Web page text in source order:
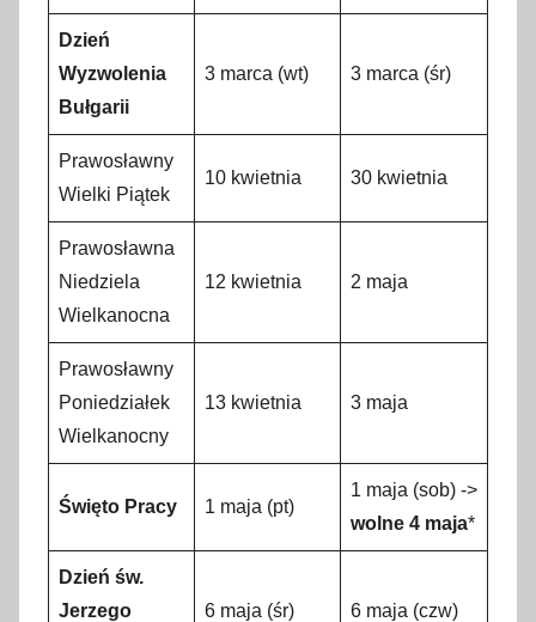
Dzień
Wyzwolenia
Bułgarii
3 marca (wt) 3 marca (śr)
Prawosławny
Wielki Piątek
10 kwietnia 30 kwietnia
Prawosławna
Niedziela
Wielkanocna
12 kwietnia 2 maja
Prawosławny
Poniedziałek
Wielkanocny
13 kwietnia 3 maja
Święto Pracy 1 maja (pt)
1 maja (sob) ->
wolne 4 maja*
Dzień św.
Jerzego
6 maja (śr) 6 maja (czw)